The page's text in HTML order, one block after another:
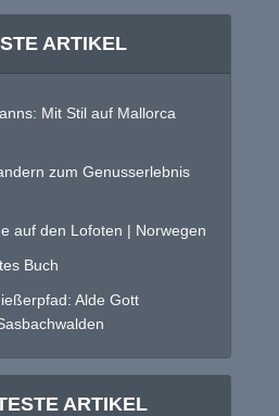
ARTIKEL
Mit Stil auf Mallorca
zum Genusserlebnis
auf den Lofoten | Norwegen
Buch
Alde Gott
ARTIKEL